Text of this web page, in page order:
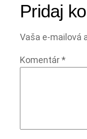
Pridaj
Vaša e-mailová
Komentár*